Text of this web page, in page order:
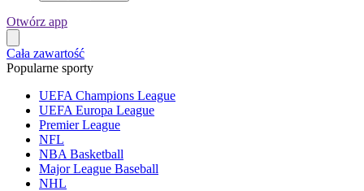
Otwórz app
Cała zawartość
Popularne sporty
UEFA Champions League
UEFA Europa League
Premier League
NFL
NBA Basketball
Major League Baseball
NHL